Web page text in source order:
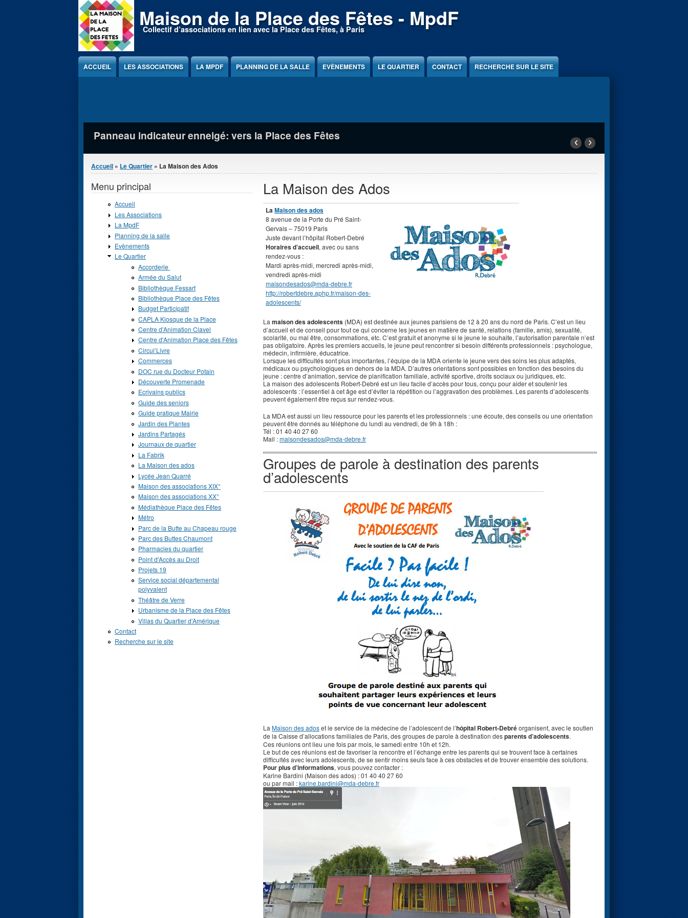
Maison de la Place des Fêtes - MpdF
Collectif d’associations en lien avec la Place des Fêtes, à Paris
ACCUEIL LES ASSOCIATIONS LA MPDF PLANNING DE LA SALLE EVÈNEMENTS LE QUARTIER CONTACT RECHERCHE SUR LE SITE
Pyramide et son ombre, vue depuis la Tour Orient ‹ ›
Vous êtes ici
Accueil » Le Quartier » La Maison des Ados
La Maison des Ados
LaMaison des ados
8 avenue de la Porte du Pré Saint-
Gervais – 75019 Paris
Juste devant l’hôpital Robert-Debré
Horaires d’accueil, avec ou sans
rendez-vous :
Mardi après-midi, mercredi après-midi,
vendredi après-midi
maisondesados@mda-debre.fr
http://robertdebre.aphp.fr/maison-des-
adolescents/
La maison des adolescents (MDA) est destinée aux jeunes parisiens de 12 à 20 ans du nord de Paris. C’est un lieu
d’accueil et de conseil pour tout ce qui concerne les jeunes en matière de santé, relations (famille, amis), sexualité,
scolarité, ou mal être, consommations, etc. C’est gratuit et anonyme si le jeune le souhaite, l’autorisation parentale n’est
pas obligatoire. Après les premiers accueils, le jeune peut rencontrer si besoin différents professionnels : psychologue,
médecin, infirmière, éducatrice.
Lorsque les difficultés sont plus importantes, l’équipe de la MDA oriente le jeune vers des soins les plus adaptés,
médicaux ou psychologiques en dehors de la MDA. D’autres orientations sont possibles en fonction des besoins du
jeune : centre d’animation, service de planification familiale, activité sportive, droits sociaux ou juridiques, etc.
La maison des adolescents Robert-Debré est un lieu facile d’accès pour tous, conçu pour aider et soutenir les
adolescents : l’essentiel à cet âge est d’éviter la répétition ou l’aggravation des problèmes. Les parents d’adolescents
peuvent également être reçus sur rendez-vous.
La MDA est aussi un lieu ressource pour les parents et les professionnels : une écoute, des conseils ou une orientation
peuvent être donnés au téléphone du lundi au vendredi, de 9h à 18h :
Tél : 01 40 40 27 60
Mail :maisondesados@mda-debre.fr
Groupes de parole à destination des parents
d’adolescents
La Maison des adoset le service de la médecine de l’adolescent de l’hôpital Robert-Debréorganisent, avec le soutien
de la Caisse d’allocations familiales de Paris, des groupes de parole à destination desparents d’adolescents.
Ces réunions ont lieu une fois par mois, le samedi entre 10h et 12h.
Le but de ces réunions est de favoriser la rencontre et l’échange entre les parents qui se trouvent face à certaines
difficultés avec leurs adolescents, de se sentir moins seuls face à ces obstacles et de trouver ensemble des solutions.
Pour plus d’informations, vous pouvez contacter :
Karine Bardini (Maison des ados) : 01 40 40 27 60
ou par mail :karine.bardini@mda-debre.fr
Menu principal
Accueil
Les Associations
La MpdF
Planning de la salle
Evènements
Le Quartier
Accorderie
Armée du Salut
Bibliothèque Fessart
Bibliothèque Place des Fêtes
Budget Participatif
CAPLA Kiosque de la Place
Centre d'Animation Clavel
Centre d'Animation Place des Fêtes
Circul’Livre
Commerces
DOC rue du Docteur Potain
Découverte Promenade
Ecrivains publics
Guide des seniors
Guide pratique Mairie
Jardin des Plantes
Jardins Partagés
Journaux de quartier
La Fabrik
La Maison des ados
Lycée Jean Quarré
Maison des associations XIX°
Maison des associations XX°
Médiathèque Place des Fêtes
Métro
Parc de la Butte au Chapeau rouge
Parc des Buttes Chaumont
Pharmacies du quartier
Point d'Accès au Droit
Projets 19
Service social départemental
polyvalent
Théâtre de Verre
Urbanisme de la Place des Fêtes
Villas du Quartier d’Amérique
Contact
Recherche sur le site